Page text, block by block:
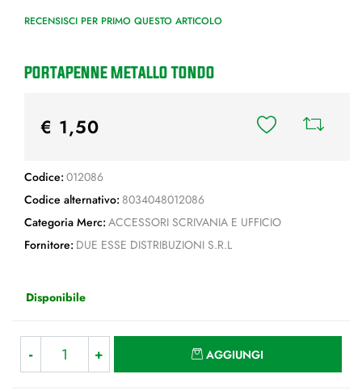
RECENSISCI PER PRIMO QUESTO ARTICOLO
PORTAPENNE METALLO TONDO
€ 1,50
Codice: 012086
Codice alternativo: 8034048012086
Categoria Merc: ACCESSORI SCRIVANIA E UFFICIO
Fornitore: DUE ESSE DISTRIBUZIONI S.R.L
Disponibile
AGGIUNGI